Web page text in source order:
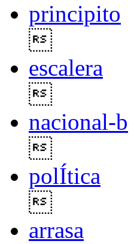
principito
escalera
nacional-b
polÍtica
arrasa